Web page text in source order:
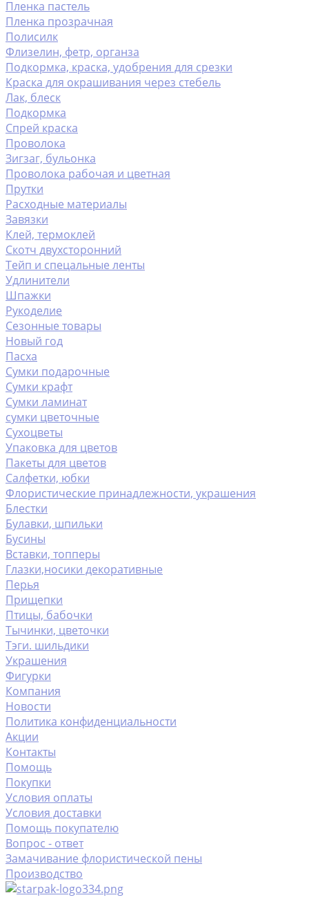
Пленка пастель
Пленка прозрачная
Полисилк
Флизелин, фетр, органза
Подкормка, краска, удобрения для срезки
Краска для окрашивания через стебель
Лак, блеск
Подкормка
Спрей краска
Проволока
Зигзаг, бульонка
Проволока рабочая и цветная
Прутки
Расходные материалы
Завязки
Клей, термоклей
Скотч двухсторонний
Тейп и спецальные ленты
Удлинители
Шпажки
Рукоделие
Сезонные товары
Новый год
Пасха
Сумки подарочные
Сумки крафт
Сумки ламинат
сумки цветочные
Сухоцветы
Упаковка для цветов
Пакеты для цветов
Салфетки, юбки
Флористические принадлежности, украшения
Блестки
Булавки, шпильки
Бусины
Вставки, топперы
Глазки,носики декоративные
Перья
Прищепки
Птицы, бабочки
Тычинки, цветочки
Тэги. шильдики
Украшения
Фигурки
Компания
Новости
Политика конфиденциальности
Акции
Контакты
Помощь
Покупки
Условия оплаты
Условия доставки
Помощь покупателю
Вопрос - ответ
Замачивание флористической пены
Производство